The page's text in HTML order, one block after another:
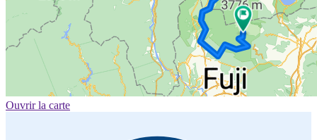
Ouvrir la carte